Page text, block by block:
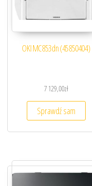
OKI MC853dn (45850404)
7 129,00zł
Sprawdź sam